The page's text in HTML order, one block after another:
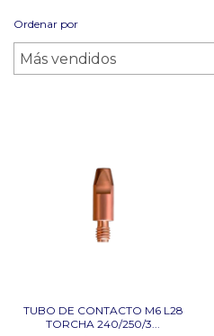
Ordenar por
TUBO DE CONTACTO M6 L28
TORCHA 240/250/3...